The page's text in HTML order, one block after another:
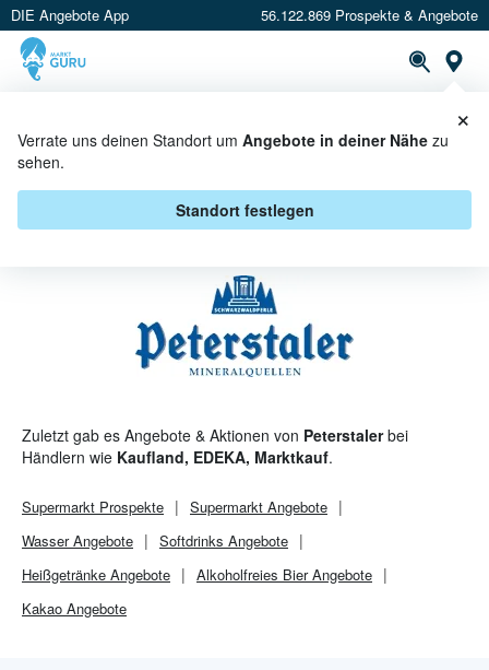
DIE Angebote App 56.122.869 Prospekte & Angebote
Verrate uns deinen Standort um Angebote in deiner Nähe zu
sehen.
Standort festlegen
×
PETERSTALER ANGEBOTE &
Zuletzt gab es Angebote & Aktionen von Peterstalerbei
Händlern wie Kaufland, EDEKA, Marktkauf.
Supermarkt Prospekte Supermarkt Angebote
Wasser Angebote
Softdrinks Angebote
Heißgetränke Angebote
Alkoholfreies Bier Angebote
Kakao Angebote